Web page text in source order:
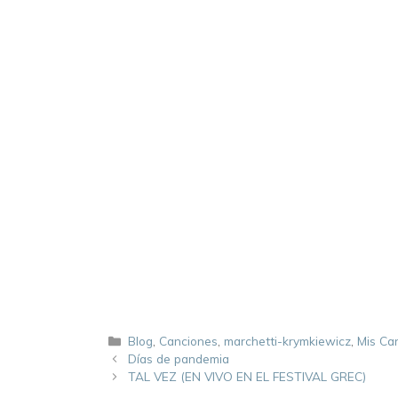
Blog Canciones marchetti-krymkiewicz, Mis
Días de pandemia
TAL VEZ (EN VIVO EN EL FESTIVAL GREC)